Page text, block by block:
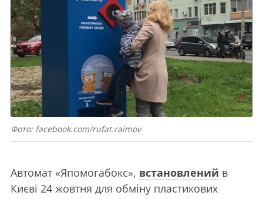
Фото: facebook.com/rufat.raimov
Автомат «Япомогабокс», встановлений в
Києві 24 жовтня для обміну пластикових